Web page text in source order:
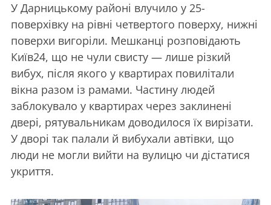
У Дарницькому районі влучило у 25-
поверхівку на рівні четвертого поверху, нижні
поверхи вигоріли. Мешканці розповідають
Київ24, що не чули свисту — лише різкий
вибух, після якого у квартирах повилітали
вікна разом із рамами. Частину людей
заблокувало у квартирах через заклинені
двері, рятувальникам доводилося їх вирізати.
У дворі так палали й вибухали автівки, що
люди не могли вийти на вулицю чи дістатися
укриття.